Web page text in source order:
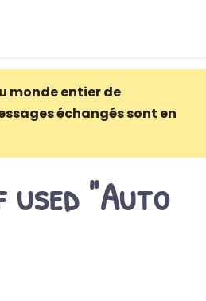
monde entier de
échangés sont en
used "Auto